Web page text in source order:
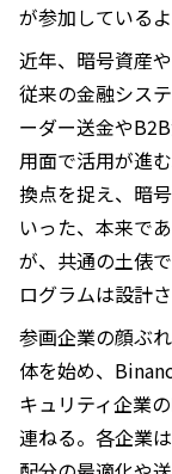
が参加しているよ
近年、暗号資産
従来の金融シス
ーダー送金や
用面で活用が進
換点を捉え、暗
いった、本来で
が、共通の土俵
ログラムは設計さ
参画企業の顔ぶ
体を始め、
キュリティ企業
連ねる。各企業